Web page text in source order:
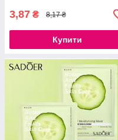
3,87 ₴ 8,17 ₴
Купити